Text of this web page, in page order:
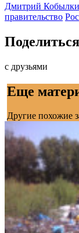
Дмитрий
правительство
Поделиться
с друзьями
Еще
Другие похожие